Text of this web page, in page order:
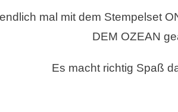
OCEAN
AUF
mal mit dem Stempelset
DEM OZEAN
Es macht richtig Spaß